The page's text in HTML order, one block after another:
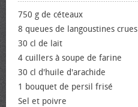
750 g de céteaux
8 queues de langoustines crues
30 cl de lait
4 cuillers à soupe de farine
30 cl d'huile d'arachide
1 bouquet de persil frisé
Sel et poivre